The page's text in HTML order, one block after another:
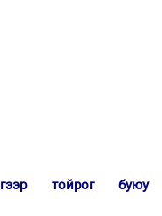
тойрог буюу